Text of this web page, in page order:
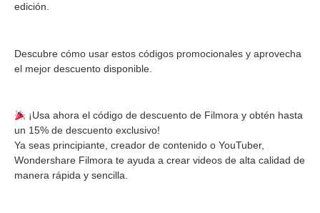
edición.
Descubre cómo usar estos códigos promocionales y aprovecha
el mejor descuento disponible.
¡Usa ahora el código de descuento de Filmora y obtén hasta
un 15% de descuento exclusivo!
Ya seas principiante, creador de contenido o YouTuber,
Wondershare Filmora te ayuda a crear videos de alta calidad de
manera rápida y sencilla.